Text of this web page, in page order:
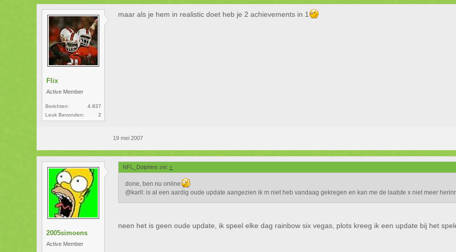
Flix
Active Member
Berichten:
4.837
Leuk Bevonden:
2
maar als je hem in realistic doet heb je 2 achievements in 1
19 mei 2007
2005simoens
Active Member
NFL_Dolphins zei: ↑
done, ben nu online
@karll: is al een aardig oude update aangezien ik m niet heb vandaag gekregen en kan me de laatste x niet meer
neen het is geen oude update, ik speel elke dag rainbow six vegas, plots kreeg ik een update bij het